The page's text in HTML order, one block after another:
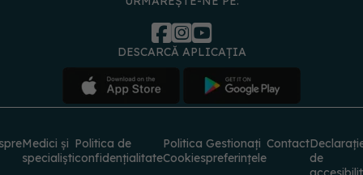
DESCARCĂ APLICAȚIA
Medici și
specialiști
Politica de
confidențialitate
Politica
Cookies
Gestionați
preferințele
Contact
de